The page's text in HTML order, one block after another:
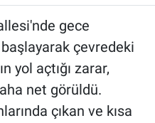
gece
çevredeki
yol açtığı zarar,
net görüldü.
çıkan ve kısa